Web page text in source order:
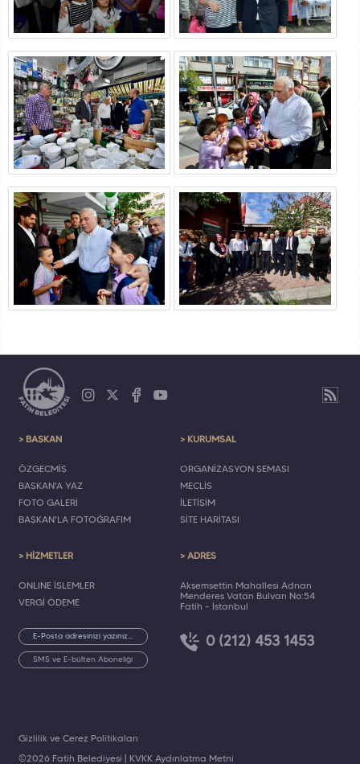
> BAŞKAN
ÖZGEÇMİŞ
BAŞKAN'A YAZ
FOTO GALERİ
BAŞKAN'LA FOTOĞRAFIM
> KURUMSAL
ORGANİZASYON ŞEMASI
MECLİS
İLETİŞİM
SİTE HARİTASI
> HİZMETLER
ONLINE İŞLEMLER
VERGİ ÖDEME
SMS ve E-bülten Aboneliği
> ADRES
Akşemsettin Mahallesi Adnan
Menderes Vatan Bulvarı No:54
Fatih - İstanbul
0 (212) 453 1453
©2026 Fatih Belediyesi | KVKK Aydınlatma Metni
Gizlilik ve Çerez Politikaları